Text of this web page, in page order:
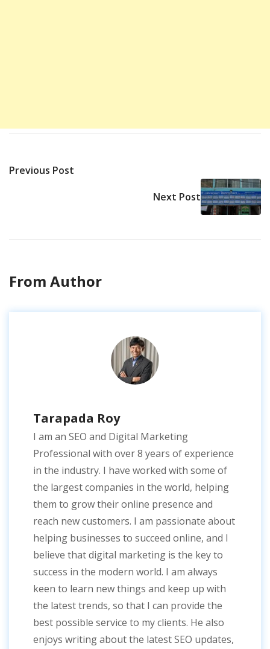
Previous Post
Next Post
From Author
Tarapada Roy
I am an SEO and Digital Marketing
Professional with over 8 years of experience
in the industry. I have worked with some of
the largest companies in the world, helping
them to grow their online presence and
reach new customers. I am passionate about
helping businesses to succeed online, and I
believe that digital marketing is the key to
success in the modern world. I am always
keen to learn new things and keep up with
the latest trends, so that I can provide the
best possible service to my clients. He also
enjoys writing about the latest SEO updates,